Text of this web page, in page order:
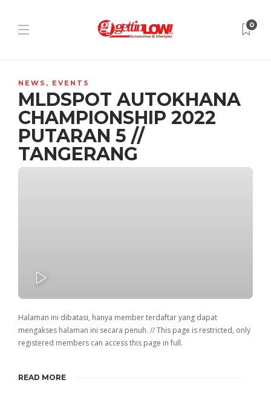
0
NEWS , EVENTS
MLDSPOT AUTOKHANA
CHAMPIONSHIP 2022
PUTARAN 5 //
TANGERANG
Halaman ini dibatasi, hanya member terdaftar yang dapat
mengakses halaman ini secara penuh. // This page is restricted, only
registered members can access this page in full.
READ MORE